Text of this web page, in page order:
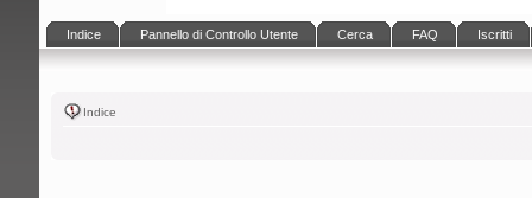
Indice Pannello di Controllo Utente Cerca FAQ Iscritti
Indice